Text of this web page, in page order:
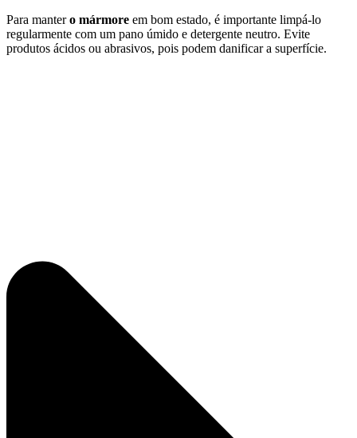
Para mantero mármore em bom estado, é importante limpá-lo
regularmente com um pano úmido e detergente neutro. Evite
produtos ácidos ou abrasivos, pois podem danificar a superfície.